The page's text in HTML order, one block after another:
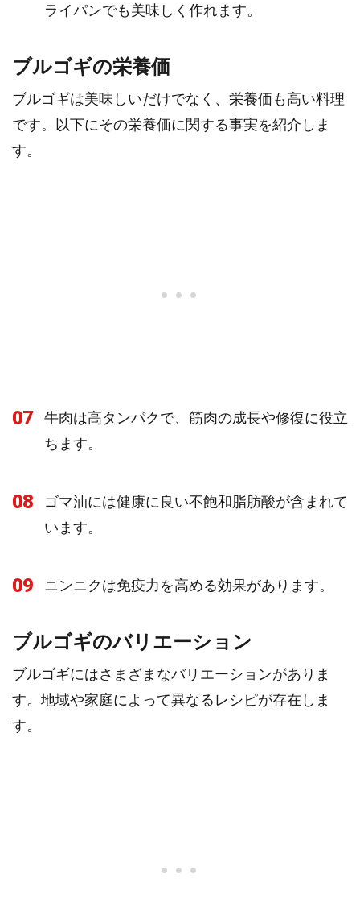
ライパンでも美味しく作れます。
ブルゴギの栄養価
ブルゴギは美味しいだけでなく、栄養価も高い料理
です。以下にその栄養価に関する事実を紹介しま
す。
07
牛肉は高タンパクで、筋肉の成長や修復に役立
ちます。
08
ゴマ油には健康に良い不飽和脂肪酸が含まれて
います。
09 ニンニクは免疫力を高める効果があります。
ブルゴギのバリエーション
ブルゴギにはさまざまなバリエーションがありま
す。地域や家庭によって異なるレシピが存在しま
す。